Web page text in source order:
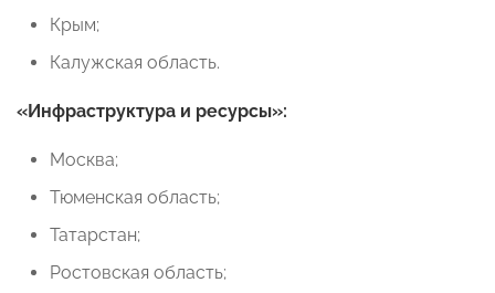
Крым;
Калужская область.
«Инфраструктура и ресурсы»:
Москва;
Тюменская область;
Татарстан;
Ростовская область;